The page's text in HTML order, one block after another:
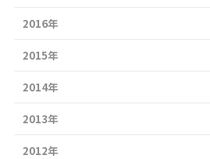
2016年
2015年
2014年
2013年
2012年